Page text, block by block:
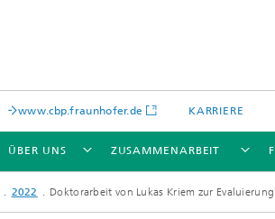
www.cbp.fraunhofer.de KARRIERE
ÜBER UNS ZUSAMMENARBEIT
2022 Doktorarbeit von Lukas Kriem zur